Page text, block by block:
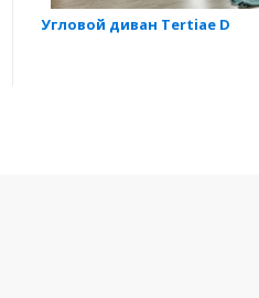
Угловой диван Tertiae D